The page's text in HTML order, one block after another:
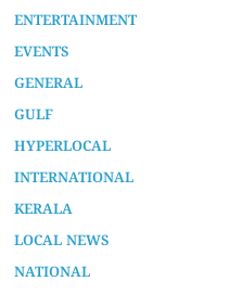
ENTERTAINMENT
EVENTS
GENERAL
GULF
HYPERLOCAL
INTERNATIONAL
KERALA
LOCAL NEWS
NATIONAL